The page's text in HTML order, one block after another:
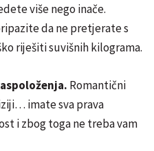
više nego inače.
da ne pretjerate s
riješiti suvišnih kilograma.
Romantični
imate sva prava
i zbog toga ne treba vam